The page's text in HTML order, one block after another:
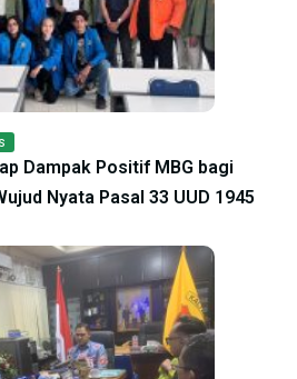
Dampak Positif MBG bagi
Nyata Pasal 33 UUD 1945